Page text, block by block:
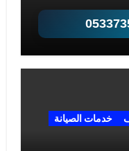
خدمات الصيانة